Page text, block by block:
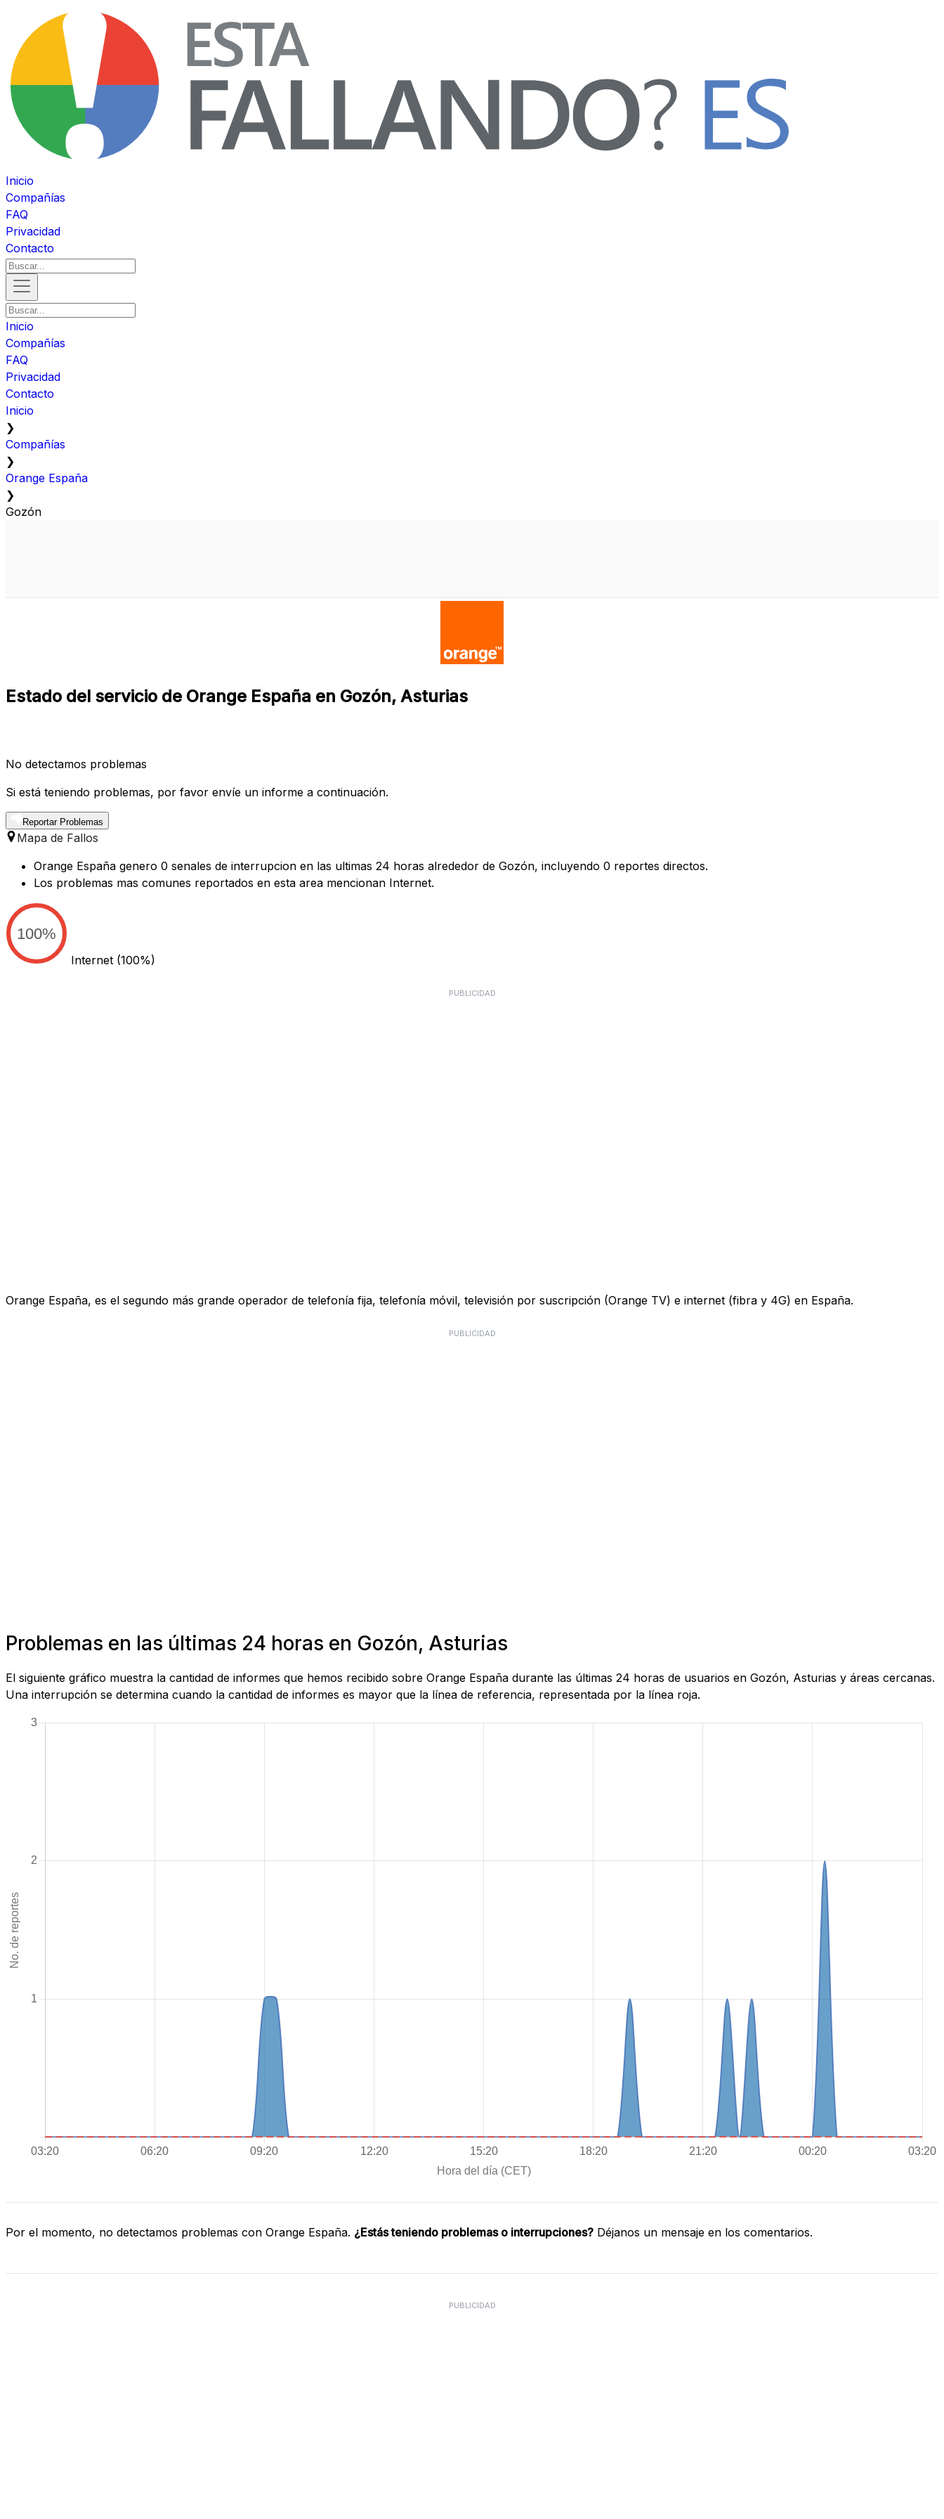
Inicio
Compañías
FAQ
Privacidad
Contacto
Inicio
Compañías
FAQ
Privacidad
Contacto
Inicio
❯
Compañías
❯
Orange España
❯
Gozón
Estado del servicio de Orange España en Gozón, Asturias
No detectamos problemas
Si está teniendo problemas, por favor envíe un informe a continuación.
Reportar Problemas
Mapa de Fallos
Orange España genero 0 senales de interrupcion en las ultimas 24 horas alrededor de Gozón, incluyendo 0 reportes directos.
Los problemas mas comunes reportados en esta area mencionan Internet.
100%
Internet (100%)
PUBLICIDAD
Orange España, es el segundo más grande operador de telefonía fija, telefonía móvil, televisión por suscripción (Orange TV) e internet (fibra y 4G) en España.
PUBLICIDAD
Problemas en las últimas 24 horas en Gozón, Asturias
El siguiente gráfico muestra la cantidad de informes que hemos recibido sobre Orange España durante las últimas 24 horas de usuarios en Gozón, Asturias y áreas cercanas.
Una interrupción se determina cuando la cantidad de informes es mayor que la línea de referencia, representada por la línea roja.
Por el momento, no detectamos problemas con Orange España. ¿Estás teniendo problemas o interrupciones? Déjanos un mensaje en los comentarios.
PUBLICIDAD